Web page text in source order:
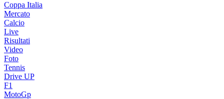
Coppa Italia
Mercato
Calcio
Live
Risultati
Video
Foto
Tennis
Drive UP
F1
MotoGp